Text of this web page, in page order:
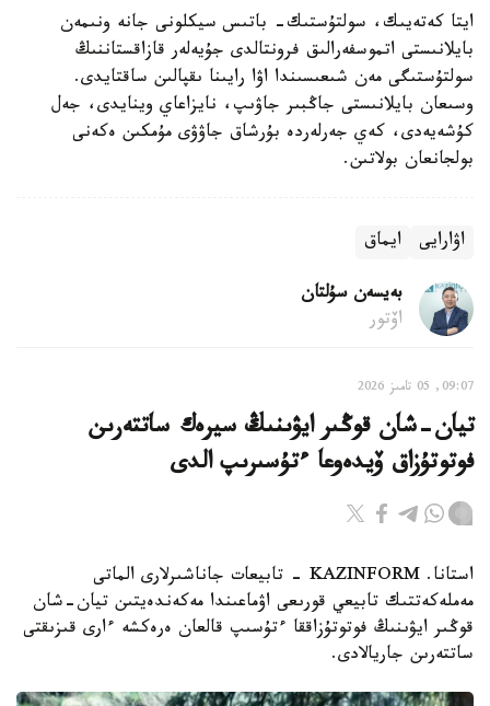
ايتا كەتەيىك، سولتۇستىك- باتىس سيكلونى جانە ونىمەن
بايلانىستى اتموسفەرالىق فرونتالدى جۇيەلەر قازاقستاننىڭ
سولتۇستىگى مەن شىعىسىندا اۋا رايىنا ىقپالىن ساقتايدى.
وسىعان بايلانىستى جاڭبىر جاۋىپ، نايزاعاي وينايدى، جەل
كۇشەيەدى، كەي جەرلەردە بۇرشاق جاۋۋى مۇمكىن ەكەنى
بولجانعان بولاتىن.
اۋارايى ايماق
بەيسەن سۇلتان
اۆتور
09:07, 05 تامىز 2026
تيان-شان قوڭىر ايۋىنىڭ سيرەك ساتتەرىن
فوتوتۇزاق ۆيدەوعا ءتۇسىرىپ الدى
استانا. KAZINFORM - تابيعات جاناشىرلارى الماتى
مەملەكەتتىك تابيعي قورىعى اۋماعىندا مەكەندەيتىن تيان-شان
قوڭىر ايۋىنىڭ فوتوتۇزاققا ءتۇسىپ قالعان ەرەكشە ءارى قىزىقتى
ساتتەرىن جاريالادى.